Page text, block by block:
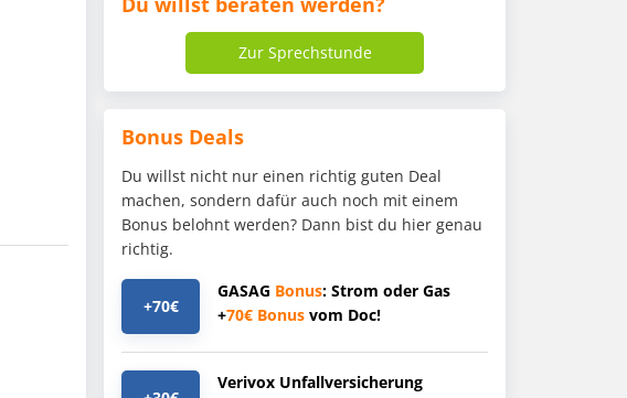
Zur Sprechstunde
Bonus Deals
Du willst nicht nur einen richtig guten Deal
machen, sondern dafür auch noch mit einem
Bonus belohnt werden? Dann bist du hier genau
richtig.
+70€
GASAG Bonus: Strom oder Gas
+70€ Bonus vom Doc!
Verivox Unfallversicherung